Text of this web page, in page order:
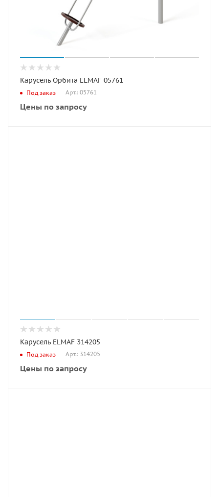
Карусель Орбита ELMAF 05761
Под заказ Арт.: 05761
Цены по запросу
Карусель ELMAF 314205
Под заказ Арт.: 314205
Цены по запросу